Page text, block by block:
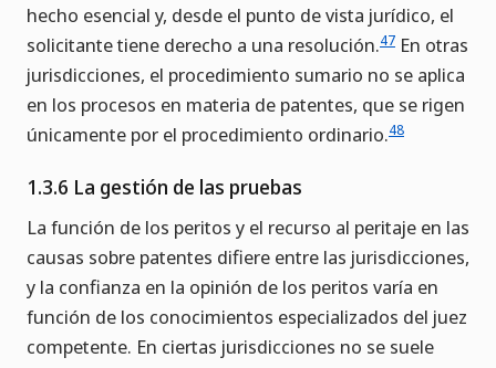
hecho esencial y, desde el punto de vista jurídico, el
solicitante tiene derecho a una resolución.47 En otras
jurisdicciones, el procedimiento sumario no se aplica
en los procesos en materia de patentes, que se rigen
únicamente por el procedimiento ordinario.48
1.3.6 La gestión de las pruebas
La función de los peritos y el recurso al peritaje en las
causas sobre patentes difiere entre las jurisdicciones,
y la confianza en la opinión de los peritos varía en
función de los conocimientos especializados del juez
competente. En ciertas jurisdicciones no se suele